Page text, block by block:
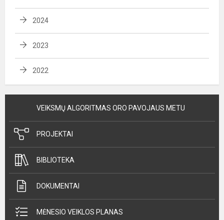
2024
2023
2022
VEIKSMŲ ALGORITMAS ORO PAVOJAUS METU
PROJEKTAI
BIBLIOTEKA
DOKUMENTAI
MĖNESIO VEIKLOS PLANAS